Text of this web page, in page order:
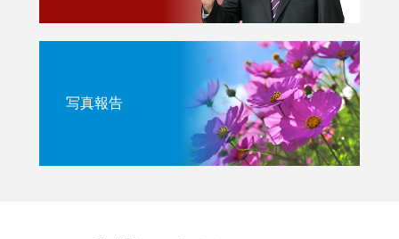
写真報告